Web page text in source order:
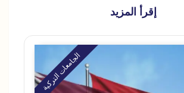
إقرأ المزيد
الجامعات التركية